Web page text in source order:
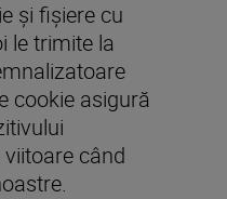
și fișiere cu
le trimite la
cookie asigură
când